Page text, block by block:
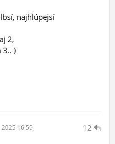
najhlúpejsí
2,
3.. )
12
2025 16:59